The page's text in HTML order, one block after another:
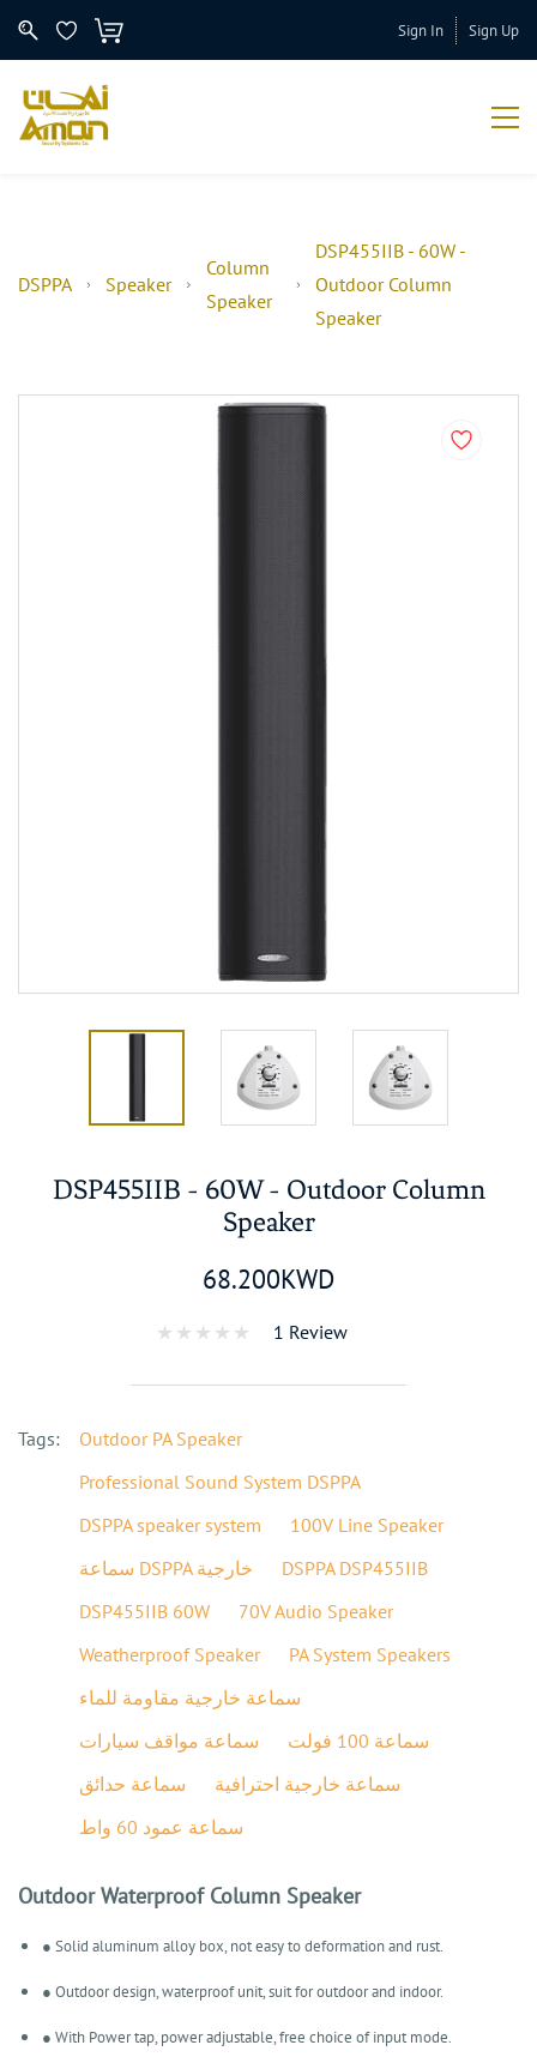
Sign In Sign Up
DSPPA Speaker
Column
Speaker
DSP455IIB - 60W -
Outdoor Column
Speaker
DSP455IIB - 60W - Outdoor Column
Speaker
68.200KWD
1 Review
Tags:
Outdoor PA Speaker
Professional Sound System DSPPA
DSPPA speaker system
100V Line Speaker
سماعة DSPPA خارجية
DSPPA DSP455IIB
DSP455IIB 60W
70V Audio Speaker
Weatherproof Speaker
PA System Speakers
سماعة خارجية مقاومة للماء
سماعة مواقف سيارات
سماعة 100 فولت
سماعة حدائق
سماعة خارجية احترافية
سماعة عمود 60 واط
Outdoor Waterproof Column Speaker
● Solid aluminum alloy box, not easy to deformation and rust.
● Outdoor design, waterproof unit, suit for outdoor and indoor.
● With Power tap, power adjustable, free choice of input mode.